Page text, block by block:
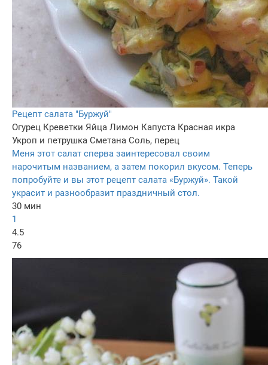
Рецепт салата "Буржуй"
Огурец Креветки Яйца Лимон Капуста Красная икра
Укроп и петрушка Сметана Соль, перец
Меня этот салат сперва заинтересовал своим
нарочитым названием, а затем покорил вкусом. Теперь
попробуйте и вы этот рецепт салата «Буржуй». Такой
украсит и разнообразит праздничный стол.
30 мин
1
4.5
76